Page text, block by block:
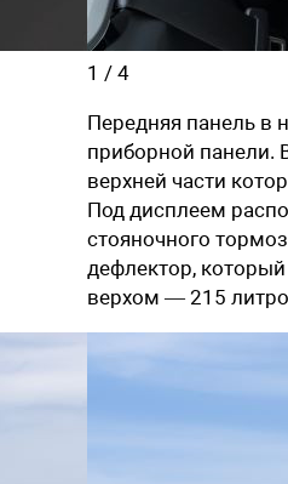
1 / 4
Передняя панель в
приборной панели.
верхней части
Под дисплеем
стояночного
дефлектор,
верхом — 215